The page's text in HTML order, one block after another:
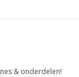
& onderdelen!